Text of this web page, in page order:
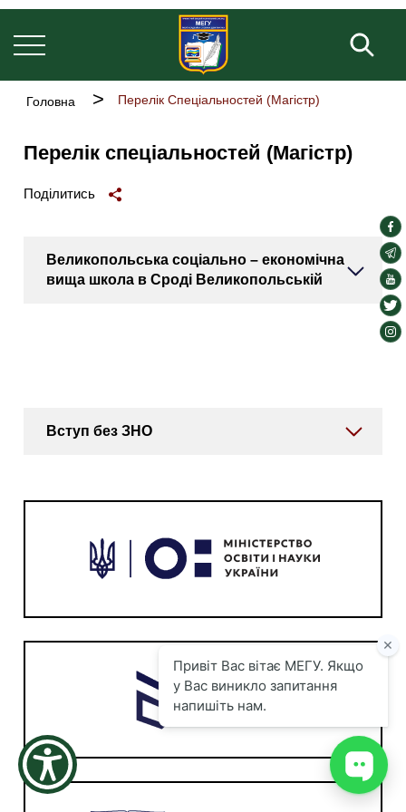
Перейти
до
основного
вмісту
Основна
Рядок
Головна Перелік Спеціальностей (Магістр)
Вступ без ЗНО
Перелік спеціальностей (Магістр)
Поділитись
Великопольська соціально – економічна
вища школа в Сроді Великопольській